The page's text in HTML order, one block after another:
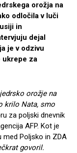
orožja na
odločila v luči
in
dejal
je v odzivu
ukrepe za
orožje na
krilo Nata, smo
za poljski dnevnik
AFP. Kot je
med Poljsko in ZDA
govoril.